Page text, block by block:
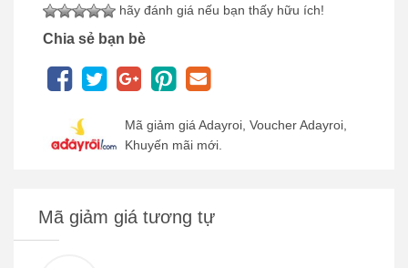
hãy đánh giá nếu bạn thấy hữu ích!
Chia sẻ bạn bè
Mã giảm giá Adayroi, Voucher Adayroi,
Khuyến mãi mới.
Mã giảm giá tương tự